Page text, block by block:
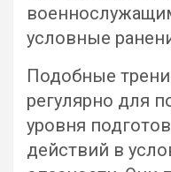
условные
Подобные
регулярно для
уровня
действий в